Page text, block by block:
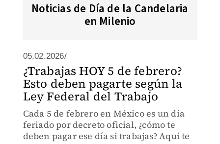
Noticias de Día de la Candelaria
en Milenio
05.02.2026/
¿Trabajas HOY 5 de febrero?
Esto deben pagarte según la
Ley Federal del Trabajo
Cada 5 de febrero en México es un día
feriado por decreto oficial, ¿cómo te
deben pagar ese día si trabajas? Aquí te